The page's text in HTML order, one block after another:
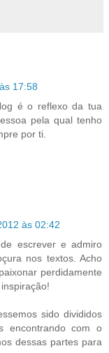
17:58
é o reflexo da tua
pela qual tenho
por ti.
às 02:42
escrever e admiro
nos textos. Acho
perdidamente
sido divididos
encontrando com o
dessas partes para